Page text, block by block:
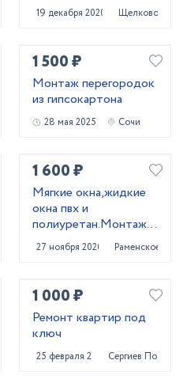
19 декабря 2020 Щелково
1 500 ₽
Монтаж перегородок
из гипсокартона
28 мая 2025 Сочи
1 600 ₽
Мягкие окна,жидкие
окна пвх и
полиуретан.Монтаж
мягких окон
27 ноября 2020 Раменское
1 000 ₽
Ремонт квартир под
ключ
25 февраля 2022 Сергиев Посад